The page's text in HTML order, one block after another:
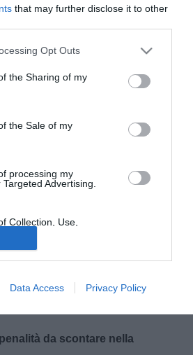
that may further disclose it to other
Opt Outs
the Sharing of my
the Sale of my
processing my
Advertising.
Collection, Use,
or Sharing of my
Is Unrelated with the
it was collected.
Data Access Privacy Policy
di Eccellenza, deve fare
penalizzazione che le gravita sulla
al diciassettesimo posto, con
e la retrocessione diretta in
molto negativa per la squadra,
che, però, riserva ancorapessime
da scontare nella